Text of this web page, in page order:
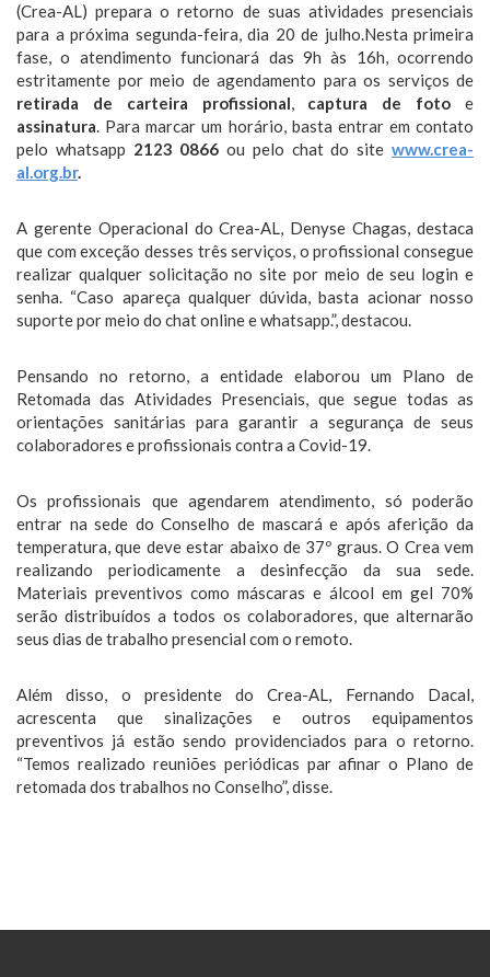
(Crea-AL) prepara o retorno de suas atividades presenciais
para a próxima segunda-feira, dia 20 de julho.Nesta primeira
fase, o atendimento funcionará das 9h às 16h, ocorrendo
estritamente por meio de agendamento para os serviços de
retirada de carteira profissional, captura de foto e
assinatura. Para marcar um horário, basta entrar em contato
pelo whatsapp 2123 0866 ou pelo chat do sitewww.crea-
al.org.br.
A gerente Operacional do Crea-AL, Denyse Chagas, destaca
que com exceção desses três serviços, o profissional consegue
realizar qualquer solicitação no site por meio de seu login e
senha. “Caso apareça qualquer dúvida, basta acionar nosso
suporte por meio do chat online e whatsapp.”, destacou.
Pensando no retorno, a entidade elaborou um Plano de
Retomada das Atividades Presenciais, que segue todas as
orientações sanitárias para garantir a segurança de seus
colaboradores e profissionais contra a Covid-19.
Os profissionais que agendarem atendimento, só poderão
entrar na sede do Conselho de mascará e após aferição da
temperatura, que deve estar abaixo de 37º graus. O Crea vem
realizando periodicamente a desinfecção da sua sede.
Materiais preventivos como máscaras e álcool em gel 70%
serão distribuídos a todos os colaboradores, que alternarão
seus dias de trabalho presencial com o remoto.
Além disso, o presidente do Crea-AL, Fernando Dacal,
acrescenta que sinalizações e outros equipamentos
preventivos já estão sendo providenciados para o retorno.
“Temos realizado reuniões periódicas par afinar o Plano de
retomada dos trabalhos no Conselho”, disse.